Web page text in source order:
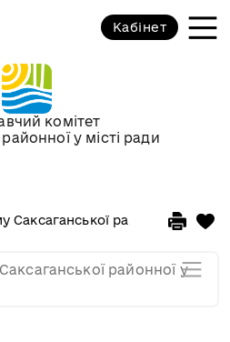
комітет
у місті ради
Кабінет
Саксаганської районної у місті
районної у
рік
рік
рік